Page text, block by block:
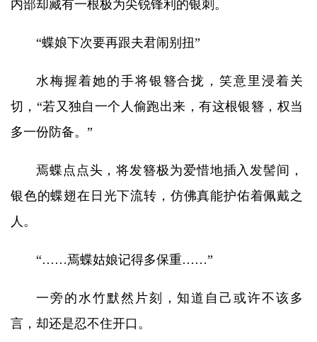
内部却藏有一根极为尖锐锋利的银刺。
“蝶娘下次要再跟夫君闹别扭”
水梅握着她的手将银簪合拢，笑意里浸着关
切，“若又独自一个人偷跑出来，有这根银簪，权当
多一份防备。”
焉蝶点点头，将发簪极为爱惜地插入发髻间，
银色的蝶翅在日光下流转，仿佛真能护佑着佩戴之
人。
“……焉蝶姑娘记得多保重……”
一旁的水竹默然片刻，知道自己或许不该多
言，却还是忍不住开口。